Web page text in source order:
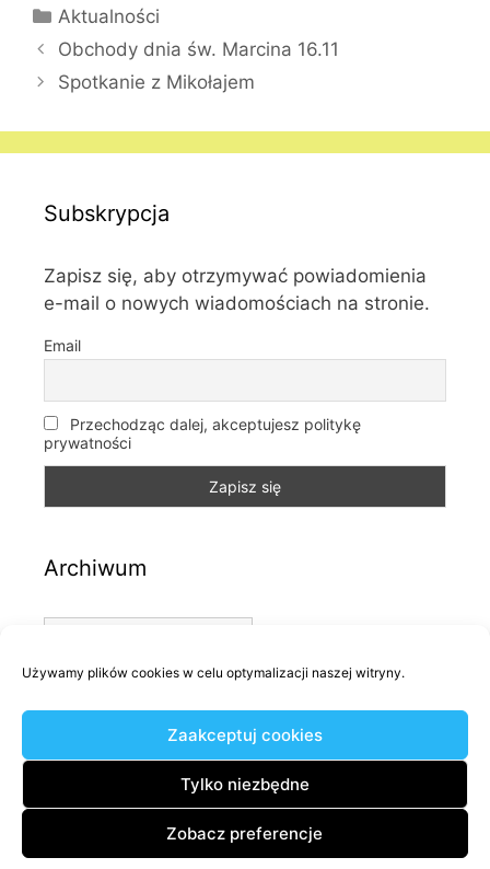
Używamy plików cookies w celu optymalizacji naszej witryny.
Zaakceptuj cookies
Tylko niezbędne
Zobacz preferencje
Kategorie
Aktualności
Obchody dnia św. Marcina 16.11
Spotkanie z Mikołajem
Subskrypcja
Zapisz się, aby otrzymywać powiadomienia
e-mail o nowych wiadomościach na stronie.
Email
Przechodząc dalej, akceptujesz politykę
prywatności
Archiwum
Archiwum
Kategorie